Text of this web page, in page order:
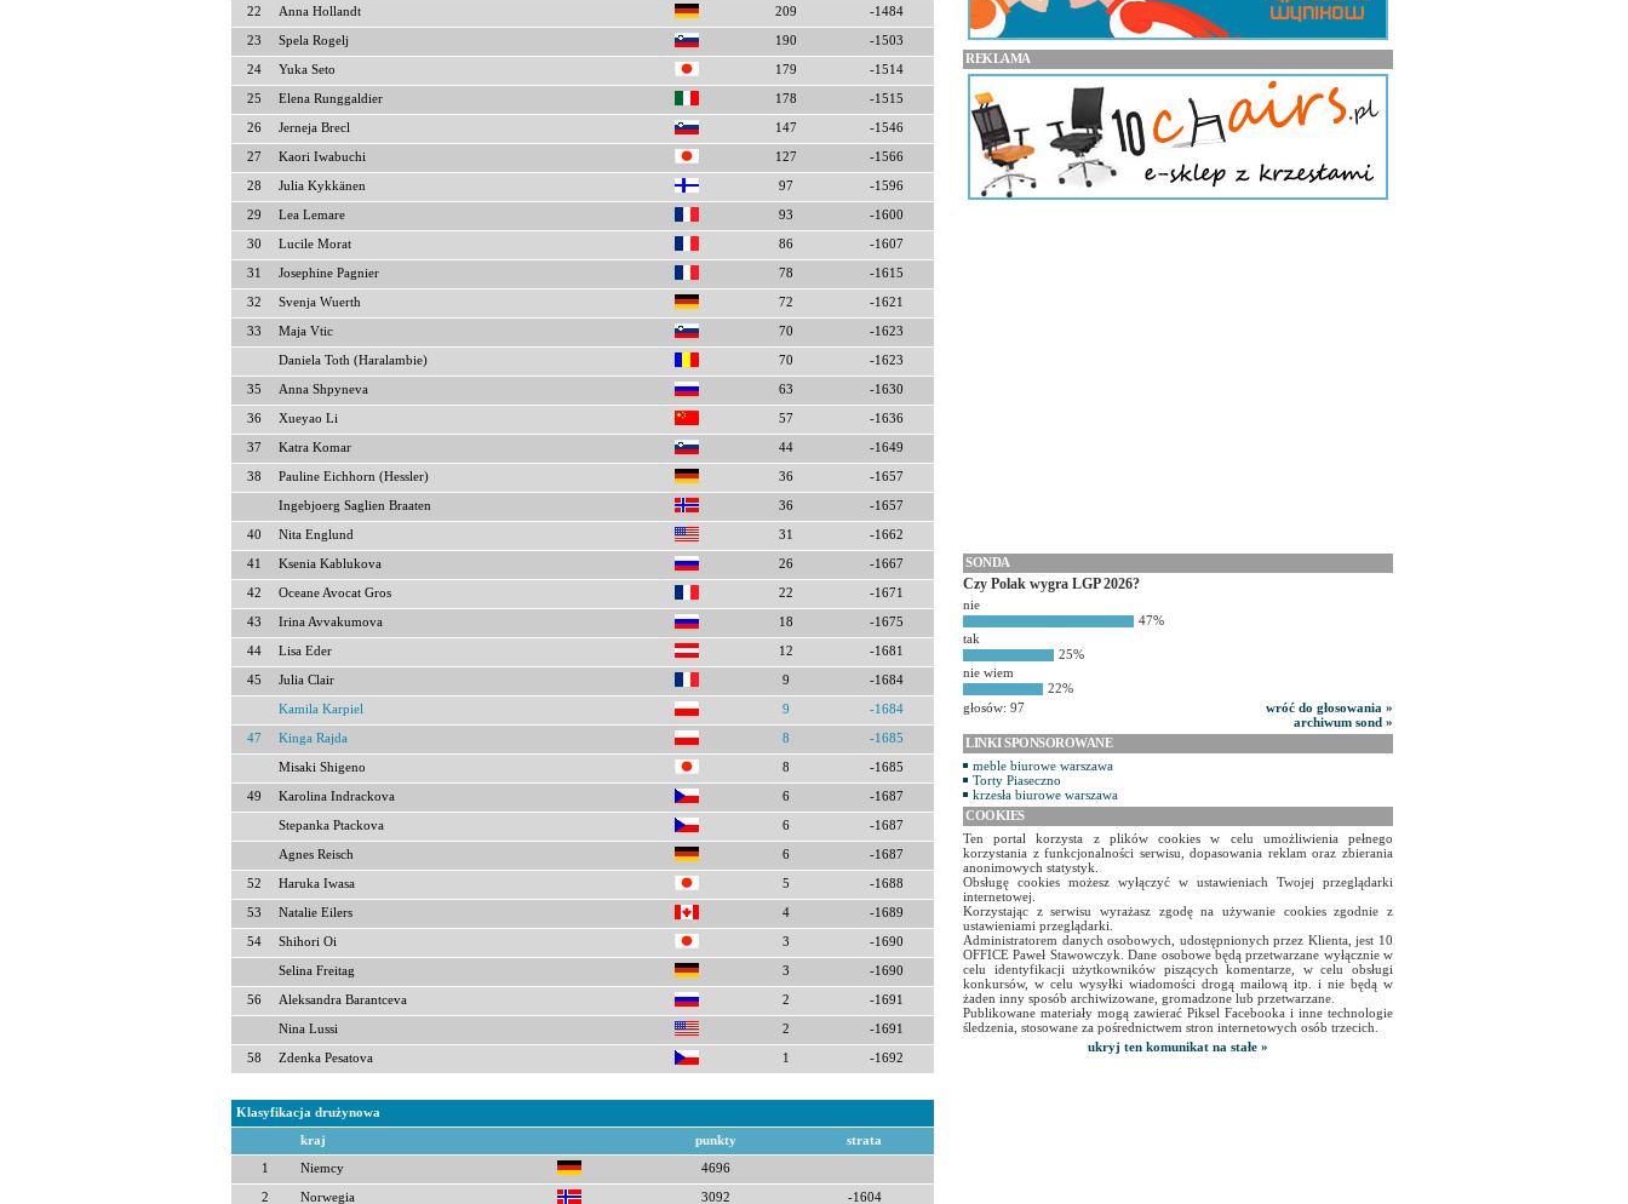
22 Anna Hollandt 209 -1484
23 Spela Rogelj 190 -1503
24 Yuka Seto 179 -1514
25 Elena Runggaldier 178 -1515
26 Jerneja Brecl 147 -1546
27 Kaori Iwabuchi 127 -1566
28 Julia Kykkänen 97 -1596
29 Lea Lemare 93 -1600
30 Lucile Morat 86 -1607
31 Josephine Pagnier 78 -1615
32 Svenja Wuerth 72 -1621
33 Maja Vtic 70 -1623
Daniela Toth (Haralambie) 70 -1623
35 Anna Shpyneva 63 -1630
36 Xueyao Li 57 -1636
37 Katra Komar 44 -1649
38 Pauline Eichhorn (Hessler) 36 -1657
Ingebjoerg Saglien Braaten 36 -1657
40 Nita Englund 31 -1662
41 Ksenia Kablukova 26 -1667
42 Oceane Avocat Gros 22 -1671
43 Irina Avvakumova 18 -1675
44 Lisa Eder 12 -1681
45 Julia Clair 9 -1684
Kamila Karpiel 9 -1684
47 Kinga Rajda 8 -1685
Misaki Shigeno 8 -1685
49 Karolina Indrackova 6 -1687
Stepanka Ptackova 6 -1687
Agnes Reisch 6 -1687
52 Haruka Iwasa 5 -1688
53 Natalie Eilers 4 -1689
54 Shihori Oi 3 -1690
Selina Freitag 3 -1690
56 Aleksandra Barantceva 2 -1691
Nina Lussi 2 -1691
58 Zdenka Pesatova 1 -1692
Klasyfikacja drużynowa
kraj punkty strata
1 Niemcy 4696
2 Norwegia 3092 -1604
REKLAMA
SONDA
Czy Polak wygra LGP 2026?
nie
47%
tak
25%
nie wiem
22%
głosów: 97
wróć do głosowania »
archiwum sond »
LINKI SPONSOROWANE
meble biurowe warszawa
Torty Piaseczno
krzesła biurowe warszawa
COOKIES
Ten portal korzysta z plików cookies w celu umożliwienia pełnego
korzystania z funkcjonalności serwisu, dopasowania reklam oraz zbierania
anonimowych statystyk.
Obsługę cookies możesz wyłączyć w ustawieniach Twojej przeglądarki
internetowej.
Korzystając z serwisu wyrażasz zgodę na używanie cookies zgodnie z
ustawieniami przeglądarki.
Administratorem danych osobowych, udostępnionych przez Klienta, jest 10
OFFICE Paweł Stawowczyk. Dane osobowe będą przetwarzane wyłącznie w
celu identyfikacji użytkowników piszących komentarze, w celu obsługi
konkursów, w celu wysyłki wiadomości drogą mailową itp. i nie będą w
żaden inny sposób archiwizowane, gromadzone lub przetwarzane.
Publikowane materiały mogą zawierać Piksel Facebooka i inne technologie
śledzenia, stosowane za pośrednictwem stron internetowych osób trzecich.
ukryj ten komunikat na stałe »